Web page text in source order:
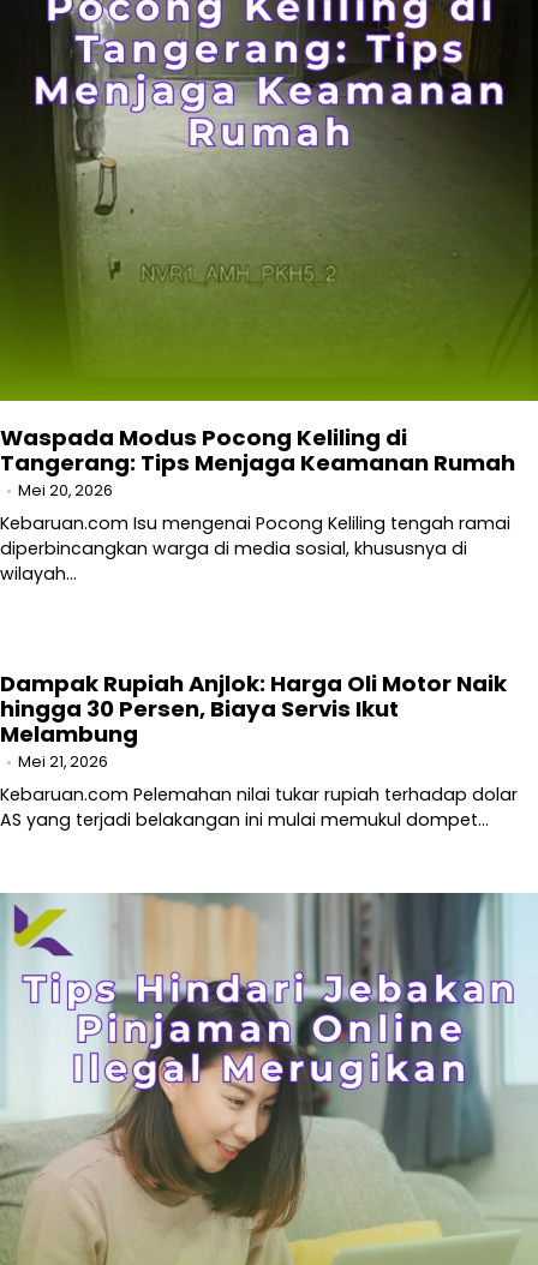
Waspada Modus Pocong Keliling di
Tangerang: Tips Menjaga Keamanan Rumah
Mei 20, 2026
Kebaruan.com Isu mengenai Pocong Keliling tengah ramai
diperbincangkan warga di media sosial, khususnya di
wilayah…
Dampak Rupiah Anjlok: Harga Oli Motor Naik
hingga 30 Persen, Biaya Servis Ikut
Melambung
Mei 21, 2026
Kebaruan.com Pelemahan nilai tukar rupiah terhadap dolar
AS yang terjadi belakangan ini mulai memukul dompet…